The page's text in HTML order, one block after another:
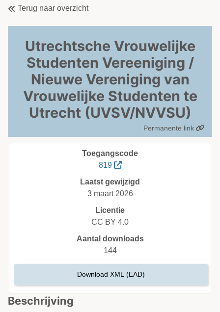
Terug naar overzicht
Utrechtsche Vrouwelijke
Studenten Vereeniging /
Nieuwe Vereniging van
Vrouwelijke Studenten te
Utrecht (UVSV/NVVSU)
Permanente link
Beschrijving
Toegangscode
819
Laatst gewijzigd
3 maart 2026
Licentie
CC BY 4.0
Aantal downloads
144
Download XML (EAD)